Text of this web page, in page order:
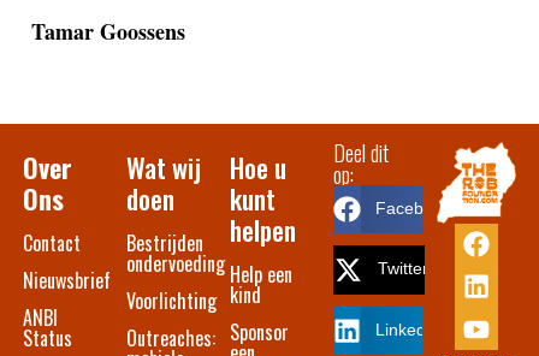
Tamar Goossens
Over
Ons
Contact​
Nieuwsbrief
ANBI
Status
Wat wij
doen
Bestrijden
ondervoeding
Voorlichting
Outreaches:
Hoe u
kunt
helpen
Help een
kind
Sponsor
Deel dit
op:
Facebook
Twitter
LinkedIn